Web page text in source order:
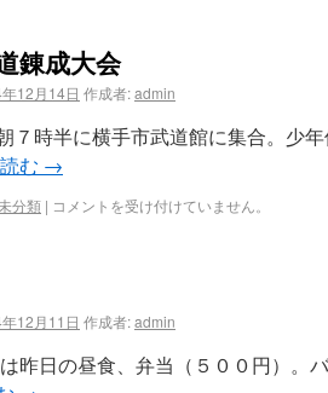
錬成大会
12月14日 作成者:admin
７時半に横手市武道館に集合。少
む →
分類 | コメントを受け付けていません。
12月11日 作成者:admin
日の昼食、弁当（５００円）。